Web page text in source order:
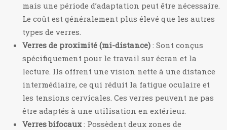
mais une période d’adaptation peut être nécessaire.
Le coût est généralement plus élevé que les autres
types de verres.
Verres de proximité (mi-distance) : Sont conçus
spécifiquement pour le travail sur écran et la
lecture. Ils offrent une vision nette à une distance
intermédiaire, ce qui réduit la fatigue oculaire et
les tensions cervicales. Ces verres peuvent ne pas
être adaptés à une utilisation en extérieur.
Verres bifocaux: Possèdent deux zones de